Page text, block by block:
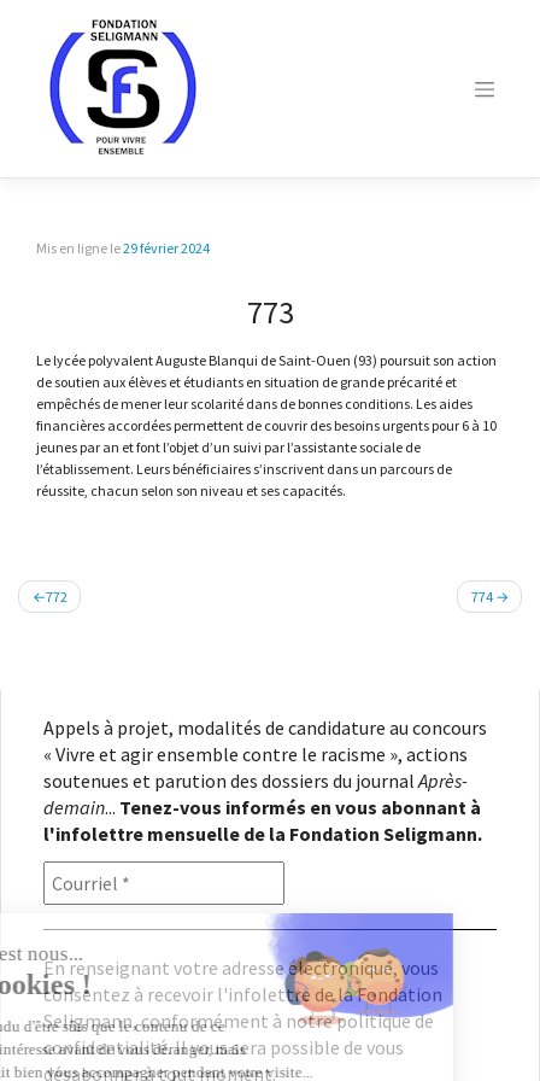
Mis en ligne le29 février 2024
773
Le lycée polyvalent Auguste Blanqui de Saint-Ouen (93) poursuit son action
de soutien aux élèves et étudiants en situation de grande précarité et
empêchés de mener leur scolarité dans de bonnes conditions. Les aides
financières accordées permettent de couvrir des besoins urgents pour 6 à 10
jeunes par an et font l’objet d’un suivi par l’assistante sociale de
l’établissement. Leurs bénéficiaires s’inscrivent dans un parcours de
réussite, chacun selon son niveau et ses capacités.
Navigation
de
772 774
Appels à projet, modalités de candidature au concours
« Vivre et agir ensemble contre le racisme », actions
soutenues et parution des dossiers du journalAprès-
demain... Tenez-vous informés en vous abonnant à
l'infolettre mensuelle de la Fondation Seligmann.
En renseignant votre adresse électronique, vous
consentez à recevoir l'infolettre de la Fondation
Seligmann, conformément à notrepolitique de
confidentialité. Il vous sera possible de vous
désabonner à tout moment.